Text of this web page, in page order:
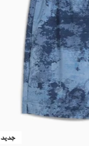
جديد